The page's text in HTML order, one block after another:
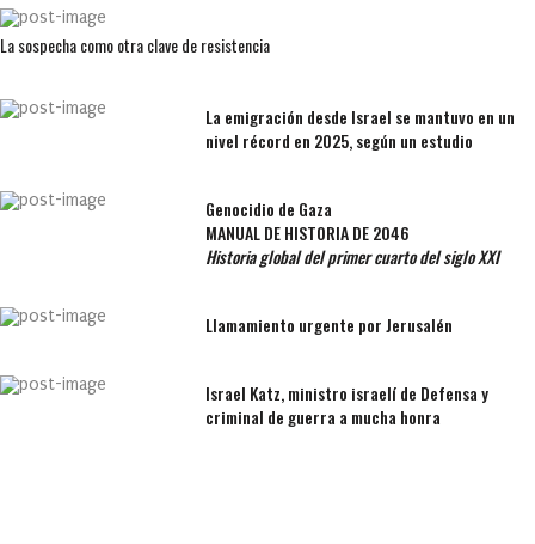
La sospecha como otra clave de resistencia
La emigración desde Israel se mantuvo en un
nivel récord en 2025, según un estudio
Genocidio de Gaza
MANUAL DE HISTORIA DE 2046
Historia global del primer cuarto del siglo XXI
Llamamiento urgente por Jerusalén
Israel Katz, ministro israelí de Defensa y
criminal de guerra a mucha honra